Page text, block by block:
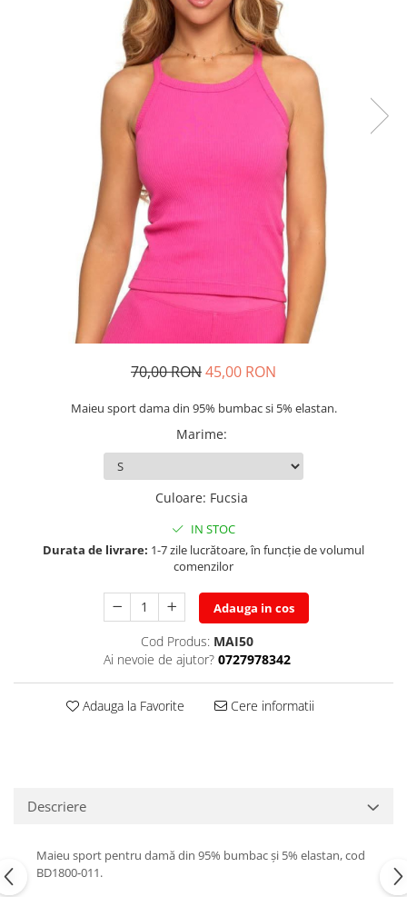
70,00 RON45,00 RON
Maieu sport dama din 95% bumbac si 5% elastan.
Marime:
Culoare: Fucsia
IN STOC
Durata de livrare: 1-7 zile lucrătoare, în funcție de volumul
comenzilor
Adauga in cos
Cod Produs: MAI50
Ai nevoie de ajutor? 0727978342
Adauga la Favorite Cere informatii
Descriere
Maieu sport pentru damă din 95% bumbac și 5% elastan, cod
BD1800-011.